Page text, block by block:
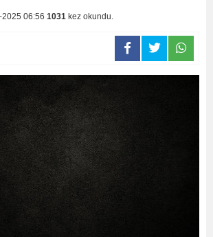
2025 06:56 1031 kez okundu.